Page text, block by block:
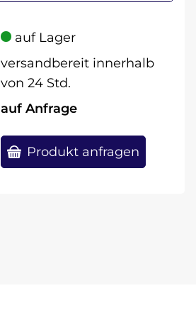
auf Lager
versandbereit innerhalb
von 24 Std.
auf Anfrage
Produkt anfragen